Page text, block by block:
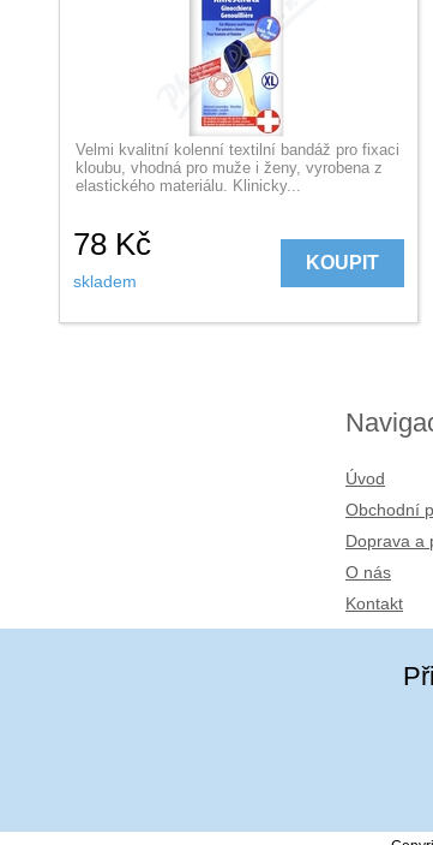
Velmi kvalitní kolenní textilní bandáž pro fixaci
kloubu, vhodná pro muže i ženy, vyrobena z
elastického materiálu. Klinicky...
78 Kč
skladem
KOUPIT
Úvod
Obchodní
Doprava a
O nás
Kontakt